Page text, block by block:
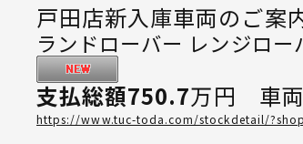
戸田店新入庫車両のご案
ランドローバー レンジロー
支払総額750.7万円 車
https://www.tuc-toda.com/stockdetail/